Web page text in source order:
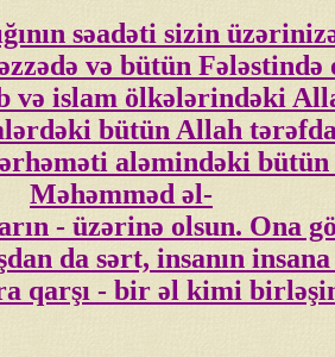
səadəti sizin
və bütün
və islam ölkələrindəki
bütün Allah
aləmindəki
Məhəmməd əl-
- üzərinə olsun. Ona
da sərt, insanın
qarşı - bir əl kimi